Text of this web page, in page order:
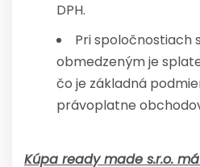
DPH.
Pri spoločnostiach
obmedzeným je
čo je základná
právoplatne
Kúpa ready made s.r.o.